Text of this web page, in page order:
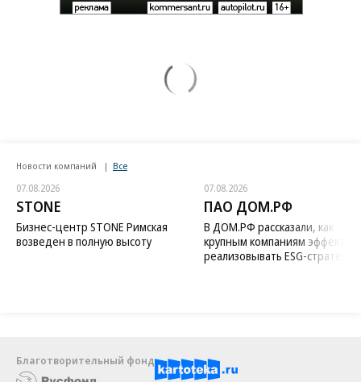
Новости компаний Все
07.08.2026
STONE
Бизнес-центр STONE Римская
возведен в полную высоту
07.08.2026
ПАО ДОМ.РФ
В ДОМ.РФ рассказали, как
крупным компаниям
реализовывать ESG-стратегию
Благотворительный фонд